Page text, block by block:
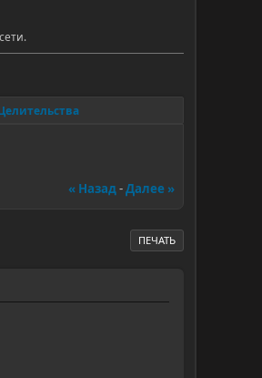
« Назад-Далее »
ПЕЧАТЬ